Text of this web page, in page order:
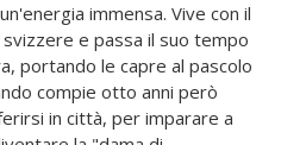
immensa. Vive con il
e passa il suo tempo
portando le capre al pascolo
compie otto anni però
in città, per imparare a